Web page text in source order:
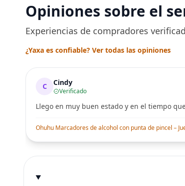
Opiniones sobre el
Experiencias de compradores
¿Yaxa es confiable? Ver todas las opiniones
C Cindy
Verificado
Llego en muy buen estado y en el tiempo
Ohuhu Marcadores de alcohol con punta de pincel –